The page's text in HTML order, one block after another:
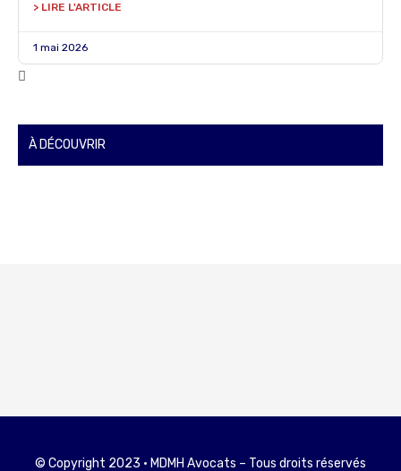
> LIRE L'ARTICLE
1 mai 2026
À DÉCOUVRIR
© Copyright 2023 • MDMH Avocats – Tous droits réservés